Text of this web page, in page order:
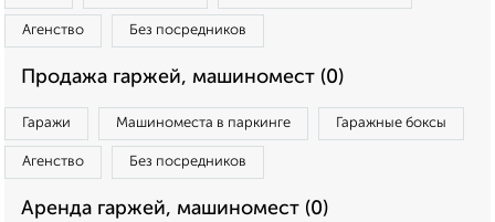
Агенство Без посредников
Продажа гаржей, машиномест (0)
Гаражи Машиноместа в паркинге Гаражные боксы
Агенство Без посредников
Аренда гаржей, машиномест (0)